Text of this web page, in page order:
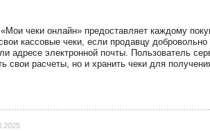
чеки онлайн» предоставляет каждому
кассовые чеки, если продавцу
адресе электронной почты. Пользователь
свои расчеты, но и хранить чеки для